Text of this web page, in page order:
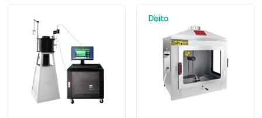
درخواست نقل قول
تجهیزات تست الکتریکی